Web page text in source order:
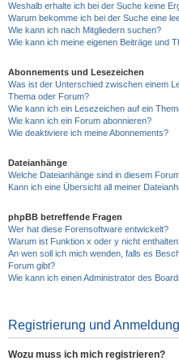
Weshalb erhalte ich bei der Suche keine
Warum bekomme ich bei der Suche eine
Wie kann ich nach Mitgliedern suchen?
Wie kann ich meine eigenen Beiträge und
Abonnements und Lesezeichen
Was ist der Unterschied zwischen einem
Thema oder Forum?
Wie kann ich ein Lesezeichen auf ein
Wie kann ich ein Forum abonnieren?
Wie deaktiviere ich meine Abonnements?
Dateianhänge
Welche Dateianhänge sind in diesem
Kann ich eine Übersicht all meiner
phpBB betreffende Fragen
Wer hat diese Forensoftware entwickelt?
Warum ist Funktion x oder y nicht
An wen soll ich mich wenden, falls es
Forum gibt?
Wie kann ich einen Administrator des
Registrierung und Anmeldung
Wozu muss ich mich registrieren?